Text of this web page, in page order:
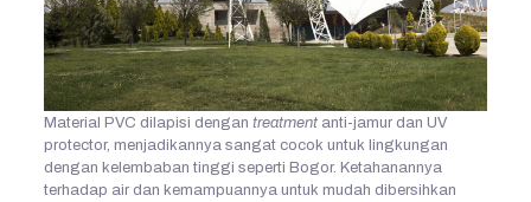
Material PVC dilapisi dengan treatmentanti-jamur dan UV
protector, menjadikannya sangat cocok untuk lingkungan
dengan kelembaban tinggi seperti Bogor. Ketahanannya
terhadap air dan kemampuannya untuk mudah dibersihkan